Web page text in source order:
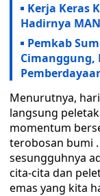
Kerja Keras
Hadirnya
Pemkab
Cimanggung,
Menurutnya,
langsung
momentum
terobosan bumi
sesungguhnya
cita-cita dan
emas yang kita